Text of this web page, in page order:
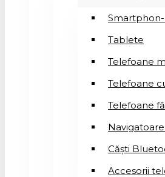
Tablete
Telefoane
Telefoane
Telefoane
Navigatoare
Căști
Accesorii